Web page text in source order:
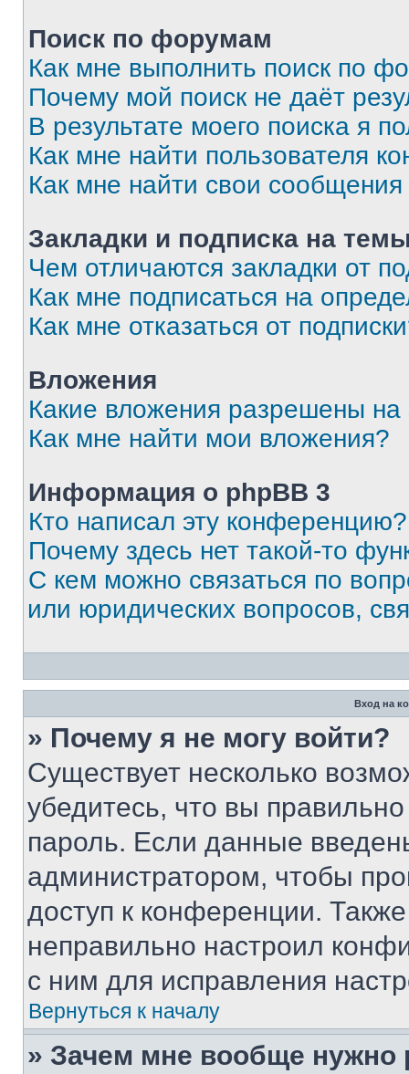
Поиск по форумам
Как мне выполнить поиск по
Почему мой поиск не даёт
В результате моего поиска я
Как мне найти пользователя
Как мне найти свои
Закладки и подписка на
Чем отличаются закладки от
Как мне подписаться на
Как мне отказаться от
Вложения
Какие вложения разрешены
Как мне найти мои вложения?
Информация о phpBB 3
Кто написал эту конференцию?
Почему здесь нет такой-то
С кем можно связаться по
или юридических вопросов,
Вход на
» Почему я не могу войти?
Существует несколько
убедитесь, что вы
пароль. Если данные
администратором, чтобы
доступ к конференции.
неправильно настроил
с ним для исправления
Вернуться к началу
» Зачем мне вообще нужно